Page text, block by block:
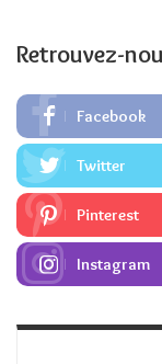
Retrouvez-
Facebook
Twitter
Pinterest
Instagram